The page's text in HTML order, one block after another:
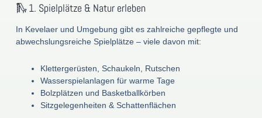
🛝 1. Spielplätze & Natur erleben
In Kevelaer und Umgebung gibt es zahlreiche gepflegte und
abwechslungsreiche Spielplätze – viele davon mit:
Klettergerüsten, Schaukeln, Rutschen
Wasserspielanlagen für warme Tage
Bolzplätzen und Basketballkörben
Sitzgelegenheiten & Schattenflächen